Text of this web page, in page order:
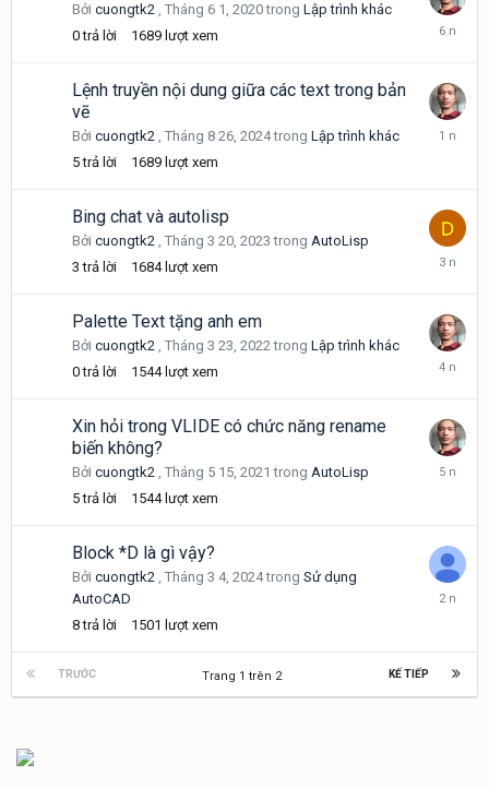
Bởi cuongtk2 , Tháng 6 1, 2020trong Lập trình khác
0 trả lời 1689 lượt xem
Tháng
2020
Lệnh truyền nội dung giữa các text trong bản
vẽ
Bởi cuongtk2 , Tháng 8 26, 2024trong Lập trình khác
5 trả lời 1689 lượt xem
Tháng
Bing chat và autolisp
Bởi cuongtk2 , Tháng 3 20, 2023trong AutoLisp
3 trả lời 1684 lượt xem
Tháng
2023
Palette Text tặng anh em
Bởi cuongtk2 , Tháng 3 23, 2022trong Lập trình khác
0 trả lời 1544 lượt xem
Tháng
2022
Xin hỏi trong VLIDE có chức năng rename
biến không?
Bởi cuongtk2 , Tháng 5 15, 2021trong AutoLisp
5 trả lời 1544 lượt xem
Tháng
Block *D là gì vậy?
Bởi cuongtk2 , Tháng 3 4, 2024trong Sử dụng
AutoCAD
8 trả lời 1501 lượt xem
Tháng
2024
TRƯỚC KẾ TIẾP
Trang 1 trên 2